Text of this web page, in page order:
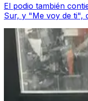
El podio también
Sur, y "Me voy de ti",